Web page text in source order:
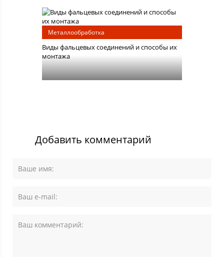
Металлообработка
Виды фальцевых соединений и способы их
монтажа
Добавить комментарий